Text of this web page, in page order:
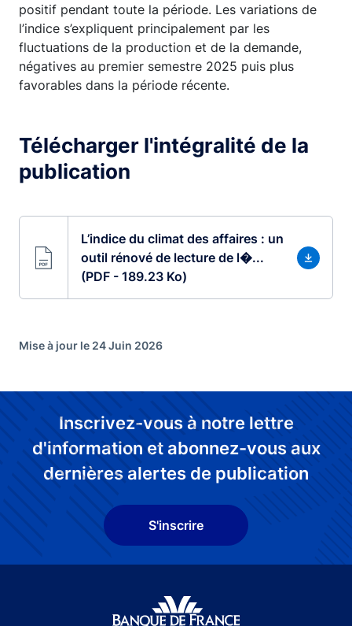
positif pendant toute la période. Les variations de
l’indice s’expliquent principalement par les
fluctuations de la production et de la demande,
négatives au premier semestre 2025 puis plus
favorables dans la période récente.
Télécharger l'intégralité de la
publication
L’indice du climat des affaires : un
outil rénové de lecture de l�...
(PDF - 189.23 Ko)
Mise à jour le 24 Juin 2026
Inscrivez-vous à notre lettre
d'information et abonnez-vous aux
dernières alertes de publication
S'inscrire